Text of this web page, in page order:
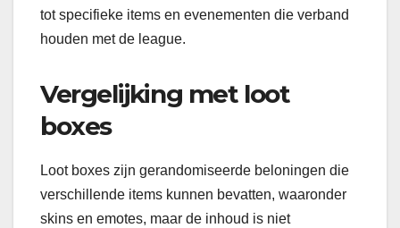
tot specifieke items en evenementen die verband
houden met de league.
Vergelijking met loot
boxes
Loot boxes zijn gerandomiseerde beloningen die
verschillende items kunnen bevatten, waaronder
skins en emotes, maar de inhoud is niet